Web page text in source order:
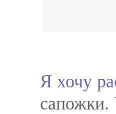
Я хочу
сапожки.